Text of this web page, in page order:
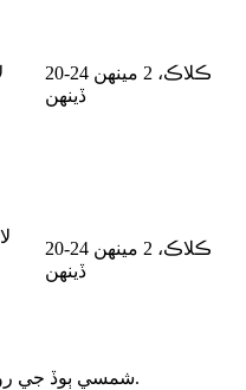
20-24 ڪلاڪ، 2 مينهن
ڏينهن
20-24 ڪلاڪ، 2 مينهن
ڏينهن
【سپر روشن】 اعليٰ معيار جي LED چپ 400W LED شمسي ٻوڏ جي روشني، هڪ وڏي علائقي کي روشن ڪندي، بلڪل سج وانگر.وڏي گنجائش واري بيٽري 16-26 ڪلاڪن تائين روشني رکي ٿي.